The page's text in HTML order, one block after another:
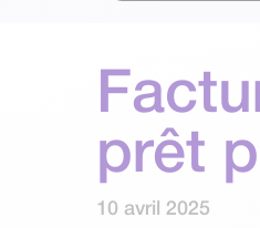
prêt
10 avril 2025